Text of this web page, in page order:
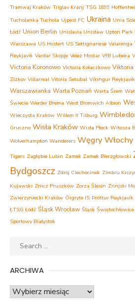
Tramwaj Kraków Triglav Kranj TSG 1899
Tucholanka Tuchola Ujpest FC Ukraina Unia
Łódź Union Berlin Unislavia Unisław Upton Park
Warszawa US Hostert US Settignanese Valarenga
Reykjavík Vardar Skopje Velez Mostar VfB Lubeka
Victoria Koronowo Victoria Kołaczkowo
Zizkov Villarreal Vitoria Setubal Víkingur Reykjavík
Warszawianka Warta Poznań Warta Śrem
Świecie Werder Brema West Bromwich Albion
Wieczysta Kraków Willem II Tilburg
Gruczno Wisła Kraków Wisła Płock Witosza
Wolverhampton Wanderers WęgryWłochy
Tigers Zagłębie Lubin Zamek Zamek Bierzgłowski
Bydgoszcz Zdrój Ciechocinek Zimbru
Kujawski Znicz Pruszków Zorza Ślesin Zrinjski
Zwierzyniecki Kraków Örgryte IS Þróttur Reykjavík
ŁTSG Łódź Śląsk Wrocław Śląsk Świętochłowice
Sportowy Białystok
Search
ARCHIWA
Archiwa